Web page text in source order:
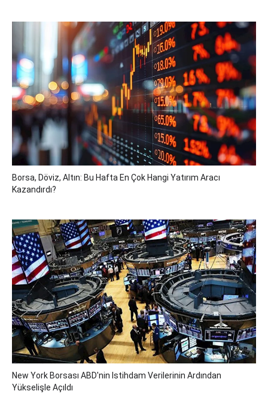
Borsa, Döviz, Altın: Bu Hafta En Çok Hangi Yatırım Aracı
Kazandırdı?
New York Borsası ABD'nin Istihdam Verilerinin Ardından
Yükselişle Açıldı